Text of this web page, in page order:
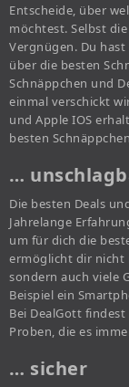
Entscheide, über
möchtest. Selbst
Vergnügen. Du
über die besten
Schnäppchen und
einmal verschickt
und Apple IOS
besten
…
Die besten Deals
Jahrelange
um für dich die
ermöglicht dir nicht
sondern auch viele
Beispiel ein
Bei DealGott
Proben, die es
… sicher